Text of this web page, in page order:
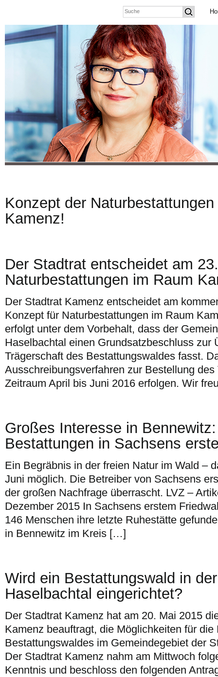
Konzept der
Kamenz!
Der Stadtrat entscheidet am
Naturbestattungen im Raum
Der Stadtrat Kamenz entscheidet am
Konzept für Naturbestattungen im Raum
erfolgt unter dem Vorbehalt, dass der
Haselbachtal einen Grundsatzbeschluss zur
Trägerschaft des Bestattungswaldes fasst.
Ausschreibungsverfahren zur Bestellung
Zeitraum April bis Juni 2016 erfolgen. Wir
Großes Interesse in
Bestattungen in Sachsens
Ein Begräbnis in der freien Natur im Wald –
Juni möglich. Die Betreiber von Sachsens
der großen Nachfrage überrascht. LVZ –
Dezember 2015 In Sachsens erstem
146 Menschen ihre letzte Ruhestätte
in Bennewitz im Kreis […]
Wird ein Bestattungswald in
Haselbachtal eingerichtet?
Der Stadtrat Kamenz hat am 20. Mai 2015
Kamenz beauftragt, die Möglichkeiten für
Bestattungswaldes im Gemeindegebiet der
Der Stadtrat Kamenz nahm am Mittwoch
Kenntnis und beschloss den folgenden